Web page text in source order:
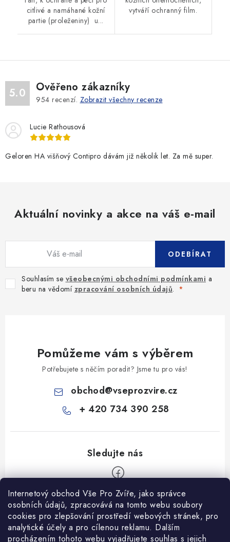
Internetový obchod Vše Pro Zvíře, jako správce
osobních údajů, zpracovává na tomto webu soubory
cookies pro zlepšování prostředí webových stránek, pro
analytické účely a pro cílenou reklamu. Dalším
procházením tohoto webu vyjadřujete souhlas s jejich
citlivé a namáhané kožní
partie (proleženiny) u...
vytváří ochranný film.
5.0 Ověřeno zákazníky
954 recenzí. Zobrazit všechny recenze
Lucie Rathousová
Geloren HA višňový Contipro dávám již několik let. Za mě super.
Aktuální novinky a akce na váš e-mail
Souhlasím se všeobecnými obchodními podmínkami a
beru na vědomí zpracování osobních údajů.
ODEBÍRAT
Pomůžeme vám s výběrem
Potřebujete s něčím poradit? Jsme tu pro vás!
obchod@vseprozvire.cz
+ 420 734 390 258
Informace pro Vás